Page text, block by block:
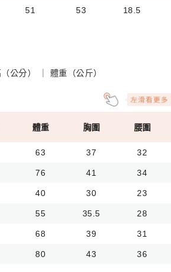
51 53 18.5
公分） ｜ 體重（公斤）
體重 胸圍 腰圍
63 37 32
76 41 34
40 30 23
55 35.5 28
68 39 31
80 43 36